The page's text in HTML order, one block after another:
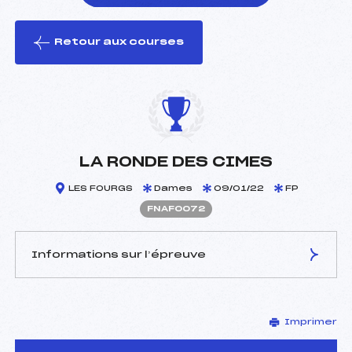
le ski
Retour aux courses
LA RONDE DES CIMES
LES FOURGS Dames 09/01/22 FP
FNAF0072
Informations sur l’épreuve
HENRIET JEAN PIERRE
(MJ)
Imprimer